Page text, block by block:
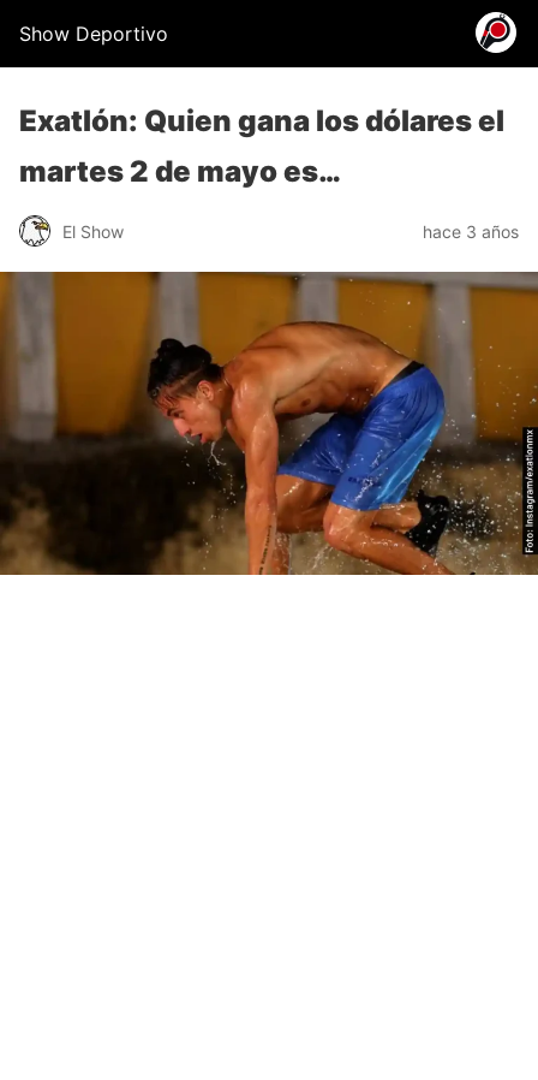
Show Deportivo
Exatlón: Quien gana los dólares el
martes 2 de mayo es…
El Show hace 3 años